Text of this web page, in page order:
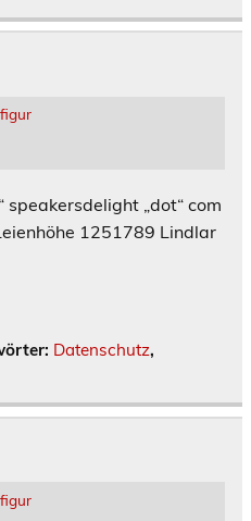
speakersdelight „dot“ com
1251789 Lindlar
Datenschutz,